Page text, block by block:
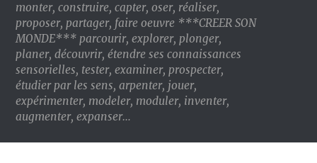
monter, construire, capter, oser, réaliser,
proposer, partager, faire oeuvre ***CREER SON
MONDE*** parcourir, explorer, plonger,
planer, découvrir, étendre ses connaissances
sensorielles, tester, examiner, prospecter,
étudier par les sens, arpenter, jouer,
expérimenter, modeler, moduler, inventer,
augmenter, expanser…